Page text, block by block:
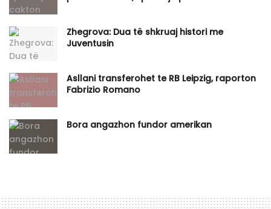
Zhegrova: Dua të shkruaj histori me
Juventusin
Asllani transferohet te RB Leipzig, raporton
Fabrizio Romano
Bora angazhon fundor amerikan